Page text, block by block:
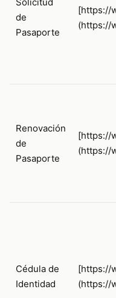
de
Pasaporte
[https://
(https://
Renovación
de
Pasaporte
[https://
(https://
Cédula de
Identidad
[https://
(https://